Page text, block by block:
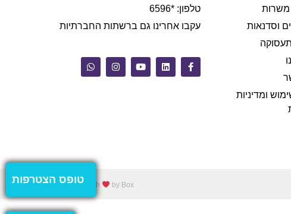
טופס הצטרפות
משרות
וסדנאות
ומדיניות
טלפון: *6596
עקבו אחרינו גם ברשתות החברתיות
Made with by Box